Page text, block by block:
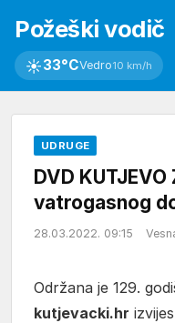
Požeški vodič
☀33°CVedro10 km/h
UDRUGE
DVD
vatrogasnog
28.03.2022. 09:15
Održana je 129.
kutjevacki.hr